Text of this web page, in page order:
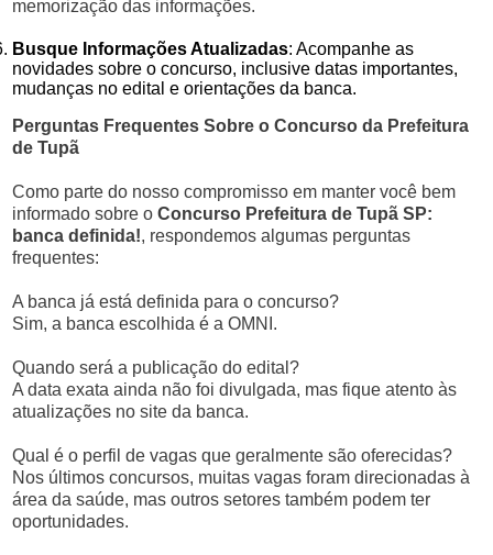
memorização das informações.
Busque Informações Atualizadas: Acompanhe as
novidades sobre o concurso, inclusive datas importantes,
mudanças no edital e orientações da banca.
Perguntas Frequentes Sobre o Concurso da Prefeitura
de Tupã
Como parte do nosso compromisso em manter você bem
informado sobre oConcurso Prefeitura de Tupã SP:
banca definida!, respondemos algumas perguntas
frequentes:
A banca já está definida para o concurso?
Sim, a banca escolhida é a OMNI.
Quando será a publicação do edital?
A data exata ainda não foi divulgada, mas fique atento às
atualizações no site da banca.
Qual é o perfil de vagas que geralmente são oferecidas?
Nos últimos concursos, muitas vagas foram direcionadas à
área da saúde, mas outros setores também podem ter
oportunidades.